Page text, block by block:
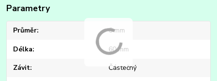
Parametry
Průměr 6 mm
Délka 60 mm
Závit Částečný